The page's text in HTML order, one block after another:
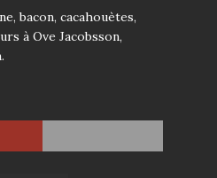
bacon, cacahouètes,
à Ove Jacobsson,